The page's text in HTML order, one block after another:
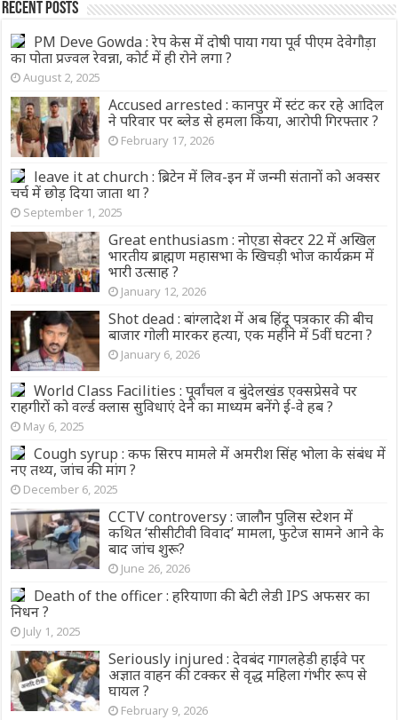
Recent Posts
PM Deve Gowda : रेप केस में दोषी पाया गया पूर्व पीएम देवेगौड़ा
का पोता प्रज्वल रेवन्ना, कोर्ट में ही रोने लगा ?
August 2, 2025
Accused arrested : कानपुर में स्टंट कर रहे आदिल
ने परिवार पर ब्लेड से हमला किया, आरोपी गिरफ्तार ?
February 17, 2026
leave it at church : ब्रिटेन में लिव-इन में जन्मी संतानों को अक्सर
चर्च में छोड़ दिया जाता था ?
September 1, 2025
Great enthusiasm : नोएडा सेक्टर 22 में अखिल
भारतीय ब्राह्मण महासभा के खिचड़ी भोज कार्यक्रम में
भारी उत्साह ?
January 12, 2026
Shot dead : बांग्लादेश में अब हिंदू पत्रकार की बीच
बाजार गोली मारकर हत्या, एक महीने में 5वीं घटना ?
January 6, 2026
World Class Facilities : पूर्वांचल व बुंदेलखंड एक्सप्रेसवे पर
राहगीरों को वर्ल्ड क्लास सुविधाएं देने का माध्यम बनेंगे ई-वे हब ?
May 6, 2025
Cough syrup : कफ सिरप मामले में अमरीश सिंह भोला के संबंध में
नए तथ्य, जांच की मांग ?
December 6, 2025
CCTV controversy : जालौन पुलिस स्टेशन में
कथित ‘सीसीटीवी विवाद’ मामला, फुटेज सामने आने के
बाद जांच शुरू?
June 26, 2026
Death of the officer : हरियाणा की बेटी लेडी IPS अफसर का
निधन ?
July 1, 2025
Seriously injured : देवबंद गागलहेडी हाईवे पर
अज्ञात वाहन की टक्कर से वृद्ध महिला गंभीर रूप से
घायल ?
February 9, 2026